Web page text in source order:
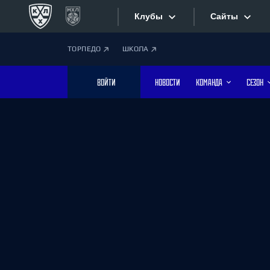
Клубы
Дивизион Боброва
Лада
Сайты
ТОРПЕДО ШКОЛА
ВОЙТИ НОВОСТИ КОМАНДА СЕЗОН